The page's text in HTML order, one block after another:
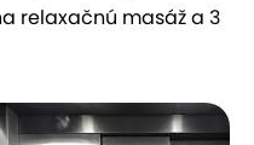
relaxačnú masáž a 3